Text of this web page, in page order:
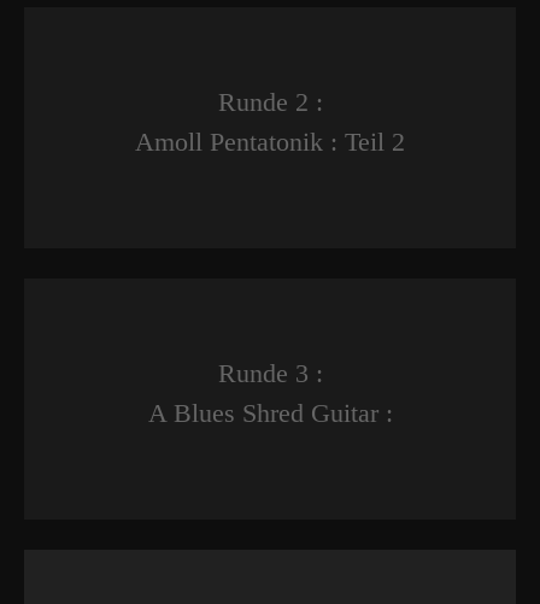
Runde 2 :
Amoll Pentatonik : Teil 2
Runde 3 :
A Blues Shred Guitar :